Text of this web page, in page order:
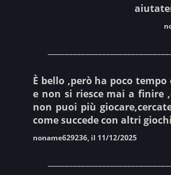
È bello ,però ha poco
e non si riesce mai a finire
non puoi più
come succede con altri giochi
noname629236, il 11/12/2025